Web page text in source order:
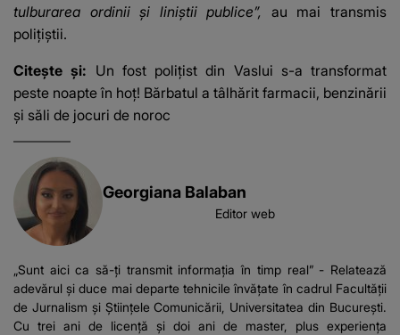
tulburarea ordinii şi liniştii publice”, au mai transmis
poliţiştii.
Citește și: Un fost polițist din Vaslui s-a transformat
peste noapte în hoț! Bărbatul a tâlhărit farmacii, benzinării
și săli de jocuri de noroc
Georgiana Balaban
Editor web
„Sunt aici ca să-ți transmit informația în timp real” - Relatează
adevărul și duce mai departe tehnicile învățate în cadrul Facultății
de Jurnalism și Științele Comunicării, Universitatea din București.
Cu trei ani de licență și doi ani de master, plus experiența